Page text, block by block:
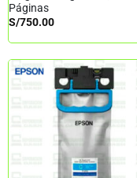
Páginas
S/750.00